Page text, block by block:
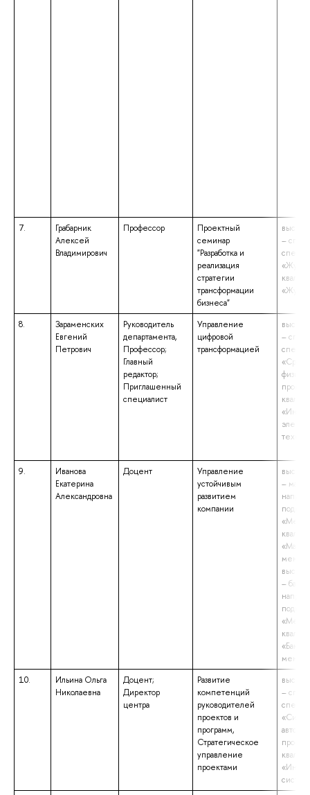
7.
Грабарник
Алексей
Владимирович
Профессор
Проектный
семинар
"Разработка и
реализация
стратегии
трансформации
бизнеса"
–
8.
Зараменских
Евгений
Петрович
Руководитель
департамента,
Профессор;
Главный
редактор;
Приглашенный
специалист
Управление
цифровой
трансформацией
–
9.
Иванова
Екатерина
Александровна
Доцент
Управление
устойчивым
развитием
компании
–
–
10.
Ильина Ольга
Николаевна
Доцент;
Директор
центра
Развитие
компетенций
руководителей
проектов и
программ,
Стратегическое
управление
проектами
–